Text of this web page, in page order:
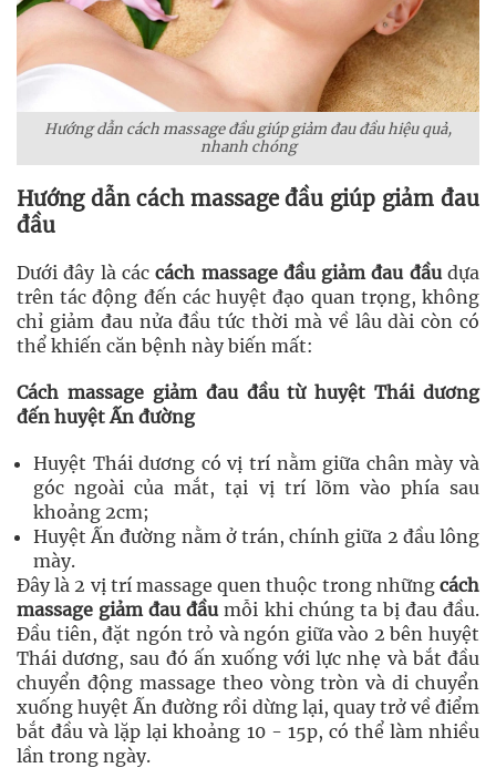
Hướng dẫn cách massage đầu giúp giảm đau đầu hiệu quả,
nhanh chóng
Hướng dẫn cách massage đầu giúp giảm đau
đầu
Dưới đây là cáccách massage đầu giảm đau đầudựa
trên tác động đến các huyệt đạo quan trọng, không
chỉ giảm đau nửa đầu tức thời mà về lâu dài còn có
thể khiến căn bệnh này biến mất:
Cách massage giảm đau đầu từ huyệt Thái dương
đến huyệt Ấn đường
Huyệt Thái dương có vị trí nằm giữa chân mày và
góc ngoài của mắt, tại vị trí lõm vào phía sau
khoảng 2cm;
Huyệt Ấn đường nằm ở trán, chính giữa 2 đầu lông
mày.
Đây là 2 vị trí massage quen thuộc trong những cách
massage giảm đau đầumỗi khi chúng ta bị đau đầu.
Đầu tiên, đặt ngón trỏ và ngón giữa vào 2 bên huyệt
Thái dương, sau đó ấn xuống với lực nhẹ và bắt đầu
chuyển động massage theo vòng tròn và di chuyển
xuống huyệt Ấn đường rồi dừng lại, quay trở về điểm
bắt đầu và lặp lại khoảng 10 - 15p, có thể làm nhiều
lần trong ngày.